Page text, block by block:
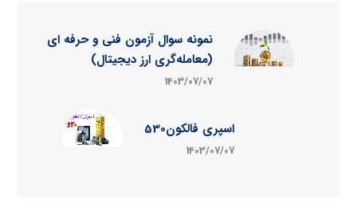
نمونه سوال آزمون فنی و حرفه ای
(معامله‌گری ارز دیجیتال)
1403/07/07
اسپری فالکون530
1403/07/07